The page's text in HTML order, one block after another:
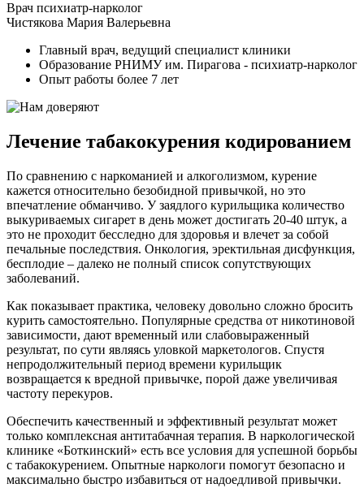
Врач психиатр-нарколог
Чистякова Мария Валерьевна
Главный врач, ведущий специалист клиники
Образование РНИМУ им. Пирагова - психиатр-нарколог
Опыт работы более 7 лет
Лечение табакокурения кодированием
По сравнению с наркоманией и алкоголизмом, курение
кажется относительно безобидной привычкой, но это
впечатление обманчиво. У заядлого курильщика количество
выкуриваемых сигарет в день может достигать 20-40 штук, а
это не проходит бесследно для здоровья и влечет за собой
печальные последствия. Онкология, эректильная дисфункция,
бесплодие – далеко не полный список сопутствующих
заболеваний.
Как показывает практика, человеку довольно сложно бросить
курить самостоятельно. Популярные средства от никотиновой
зависимости, дают временный или слабовыраженный
результат, по сути являясь уловкой маркетологов. Спустя
непродолжительный период времени курильщик
возвращается к вредной привычке, порой даже увеличивая
частоту перекуров.
Обеспечить качественный и эффективный результат может
только комплексная антитабачная терапия. В наркологической
клинике «Боткинский» есть все условия для успешной борьбы
с табакокурением. Опытные наркологи помогут безопасно и
максимально быстро избавиться от надоедливой привычки.